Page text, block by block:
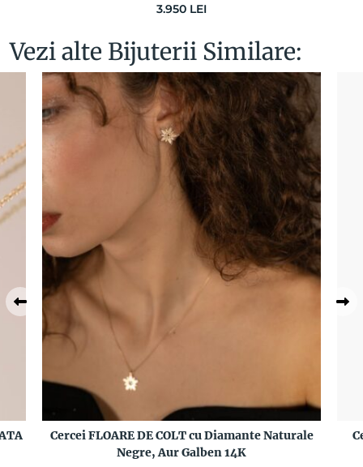
3.950 LEI
Vezi alte Bijuterii Similare:
Cercei FLOARE DE COLT cu Diamante Naturale
Negre, Aur Galben 14K